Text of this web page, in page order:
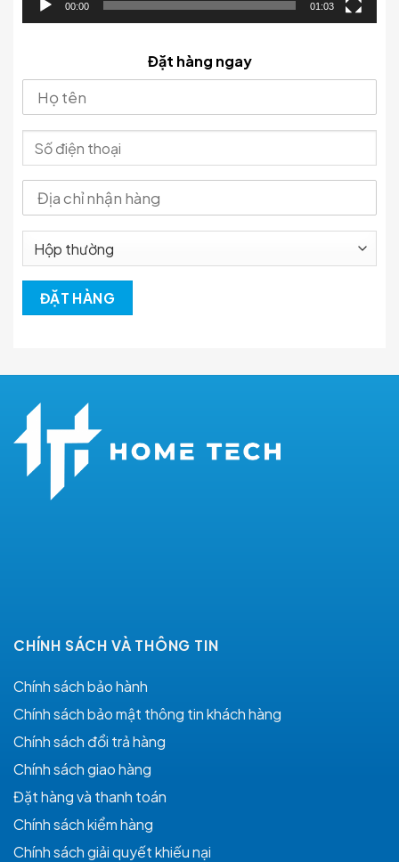
00:00 01:03
Đặt hàng ngay
CHÍNH SÁCH VÀ THÔNG TIN
Chính sách bảo hành
Chính sách bảo mật thông tin khách hàng
Chính sách đổi trả hàng
Chính sách giao hàng
Đặt hàng và thanh toán
Chính sách kiểm hàng
Chính sách giải quyết khiếu nại